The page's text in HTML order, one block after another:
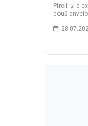
Pirelli și-a
două